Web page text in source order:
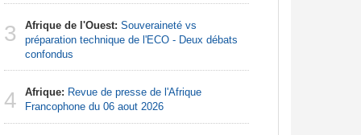
3 Afrique de l'Ouest: Souveraineté vs
préparation technique de l'ECO - Deux débats
confondus
4 Afrique: Revue de presse de l'Afrique
Francophone du 06 aout 2026